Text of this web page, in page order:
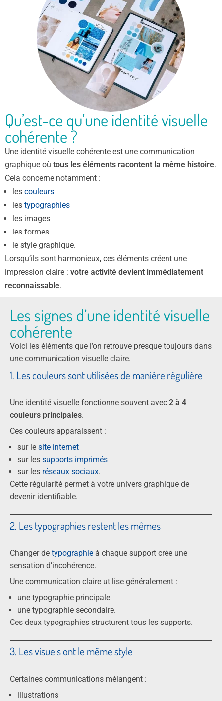
Qu’est-ce qu’une identité visuelle
cohérente ?
Une identité visuelle cohérente est une communication
graphique où tous les éléments racontent la même histoire.
Cela concerne notamment :
les couleurs
les typographies
les images
les formes
le style graphique.
Lorsqu’ils sont harmonieux, ces éléments créent une
impression claire : votre activité devient immédiatement
reconnaissable.
Les signes d’une identité visuelle
cohérente
Voici les éléments que l’on retrouve presque toujours dans
une communication visuelle claire.
1. Les couleurs sont utilisées de manière régulière
Une identité visuelle fonctionne souvent avec 2 à 4
couleurs principales.
Ces couleurs apparaissent :
sur le site internet
sur les supports imprimés
sur les réseaux sociaux.
Cette régularité permet à votre univers graphique de
devenir identifiable.
2. Les typographies restent les mêmes
Changer de typographie à chaque support crée une
sensation d’incohérence.
Une communication claire utilise généralement :
une typographie principale
une typographie secondaire.
Ces deux typographies structurent tous les supports.
3. Les visuels ont le même style
Certaines communications mélangent :
illustrations